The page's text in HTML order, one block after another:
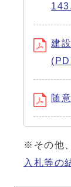
建
随
※その他
入札等の